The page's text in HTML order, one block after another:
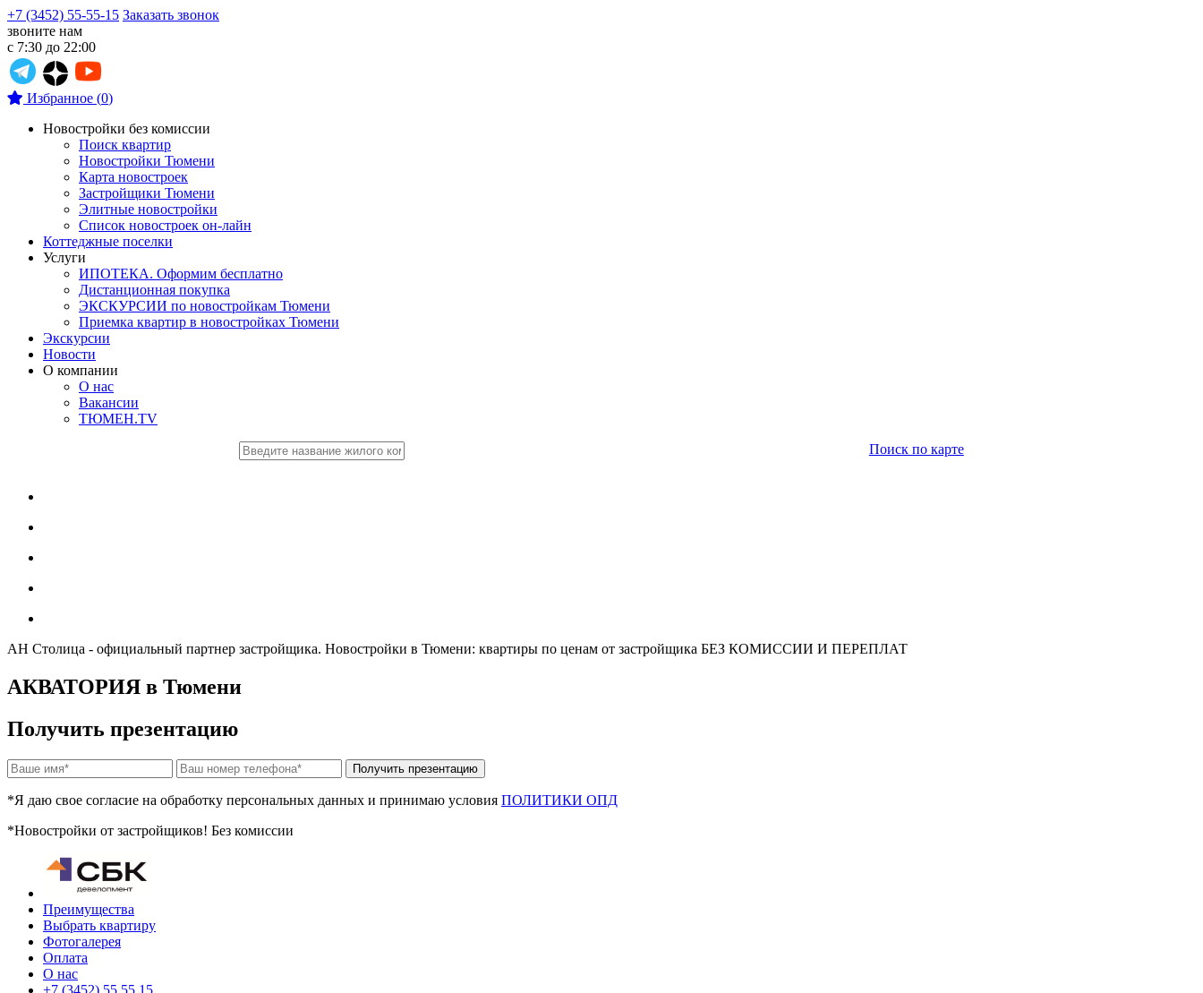
+7 (3452) 55-55-15 Заказать звонок
звоните нам
с 7:30 до 22:00
Избранное (0)
Новостройки без комиссии
Поиск квартир
Новостройки Тюмени
Карта новостроек
Застройщики Тюмени
Элитные новостройки
Список новостроек он-лайн
Коттеджные поселки
Услуги
ИПОТЕКА. Оформим бесплатно
Дистанционная покупка
ЭКСКУРСИИ по новостройкам Тюмени
Приемка квартир в новостройках Тюмени
Экскурсии
Новости
О компании
О нас
Вакансии
ТЮМЕН.TV
Поиск по карте
АН Столица - официальный партнер застройщика. Новостройки в Тюмени: квартиры по ценам от застройщика БЕЗ КОМИССИИ И ПЕРЕПЛАТ
АКВАТОРИЯ в Тюмени
Получить презентацию
*Я даю свое согласие на обработку персональных данных и принимаю условия ПОЛИТИКИ ОПД
*Новостройки от застройщиков! Без комиссии
Преимущества
Выбрать квартиру
Фотогалерея
Оплата
О нас
+7 (3452) 55 55 15